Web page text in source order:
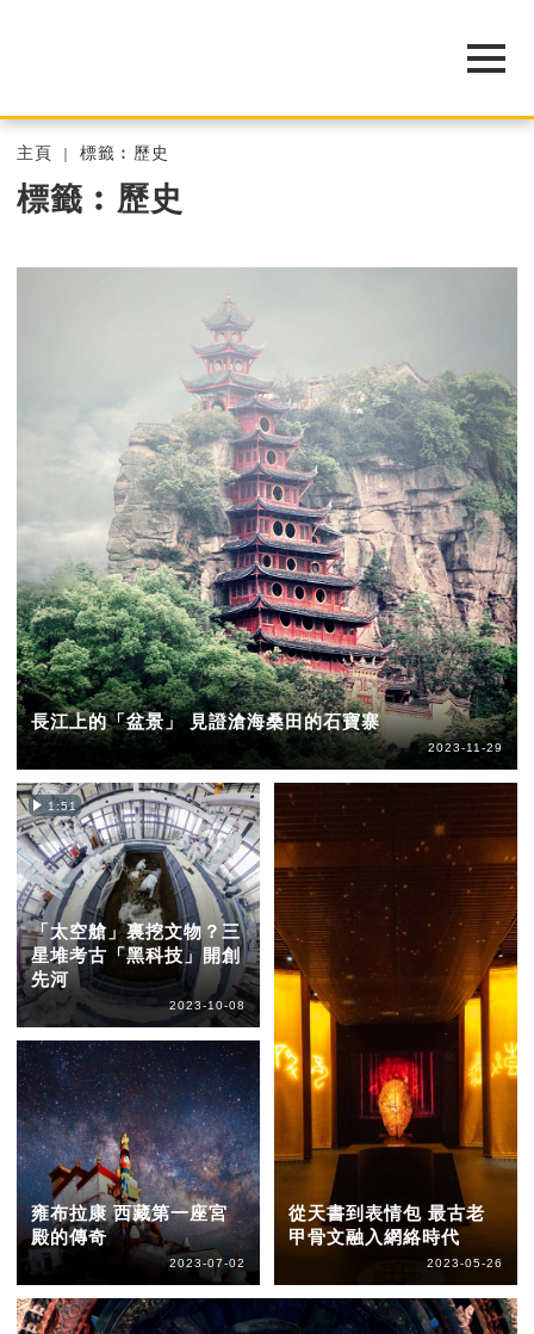
主頁 標籤︰歷史
標籤︰歷史
長江上的「盆景」 見證滄海桑田的石寶寨
2023-11-29
1:51
「太空艙」裏挖文物？三
星堆考古「黑科技」開創
先河
2023-10-08
雍布拉康 西藏第一座宮
殿的傳奇
2023-07-02
從天書到表情包 最古老
甲骨文融入網絡時代
2023-05-26